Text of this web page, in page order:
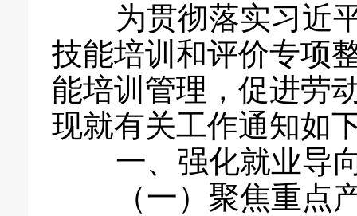
为贯彻落实习近平
技能培训和评价专项
能培训管理，促进劳
现就有关工作通知如
一、强化就业导向
（一）聚焦重点产